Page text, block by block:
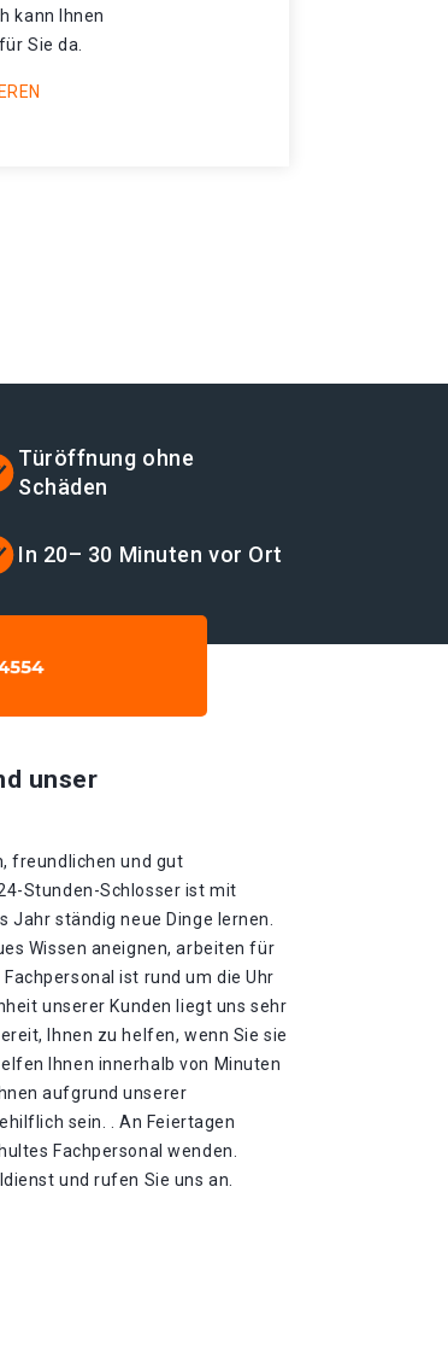
kann Ihnen
Sie da.
Türöffnung ohne
Schäden
In 20– 30 Minuten vor Ort
unser
freundlichen und gut
Stunden-Schlosser ist mit
ständig neue Dinge lernen.
Wissen aneignen, arbeiten für
ist rund um die Uhr
unserer Kunden liegt uns sehr
Ihnen zu helfen, wenn Sie sie
Ihnen innerhalb von Minuten
aufgrund unserer
sein. . An Feiertagen
Fachpersonal wenden.
und rufen Sie uns an.